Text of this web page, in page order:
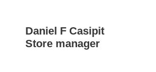
Daniel F Casipit
Store manager